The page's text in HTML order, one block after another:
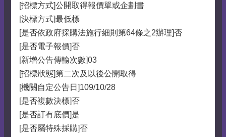
[招標方式]公開取得報價單或企劃書
[決標方式]最低標
[是否依政府採購法施行細則第64條之2辦理]否
[是否電子報價]否
[新增公告傳輸次數]03
[招標狀態]第二次及以後公開取得
[機關自定公告日]109/10/28
[是否複數決標]否
[是否訂有底價]是
[是否屬特殊採購]否